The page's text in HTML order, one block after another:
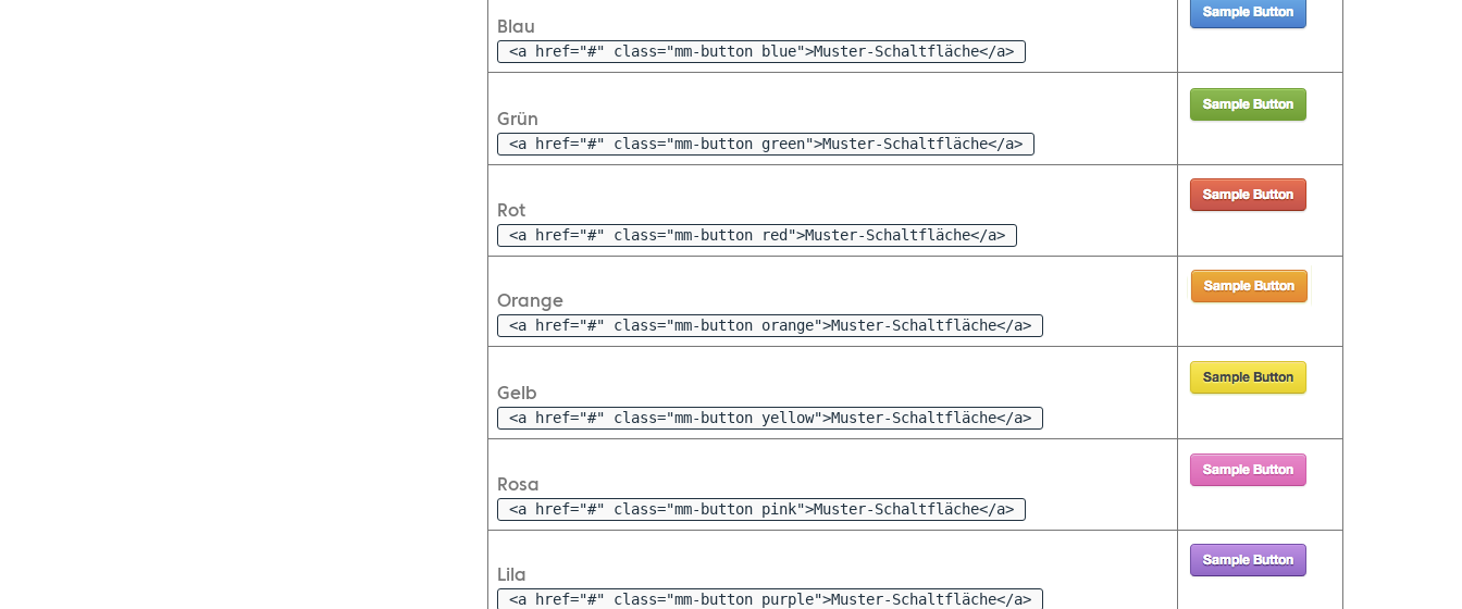
Blau
<a href="#" class="mm-button blue">Muster-Schaltfläche</a>
Grün
<a href="#" class="mm-button green">Muster-Schaltfläche</a>
Rot
<a href="#" class="mm-button red">Muster-Schaltfläche</a>
Orange
<a href="#" class="mm-button orange">Muster-Schaltfläche</a>
Gelb
<a href="#" class="mm-button yellow">Muster-Schaltfläche</a>
Rosa
<a href="#" class="mm-button pink">Muster-Schaltfläche</a>
Lila
<a href="#" class="mm-button purple">Muster-Schaltfläche</a>